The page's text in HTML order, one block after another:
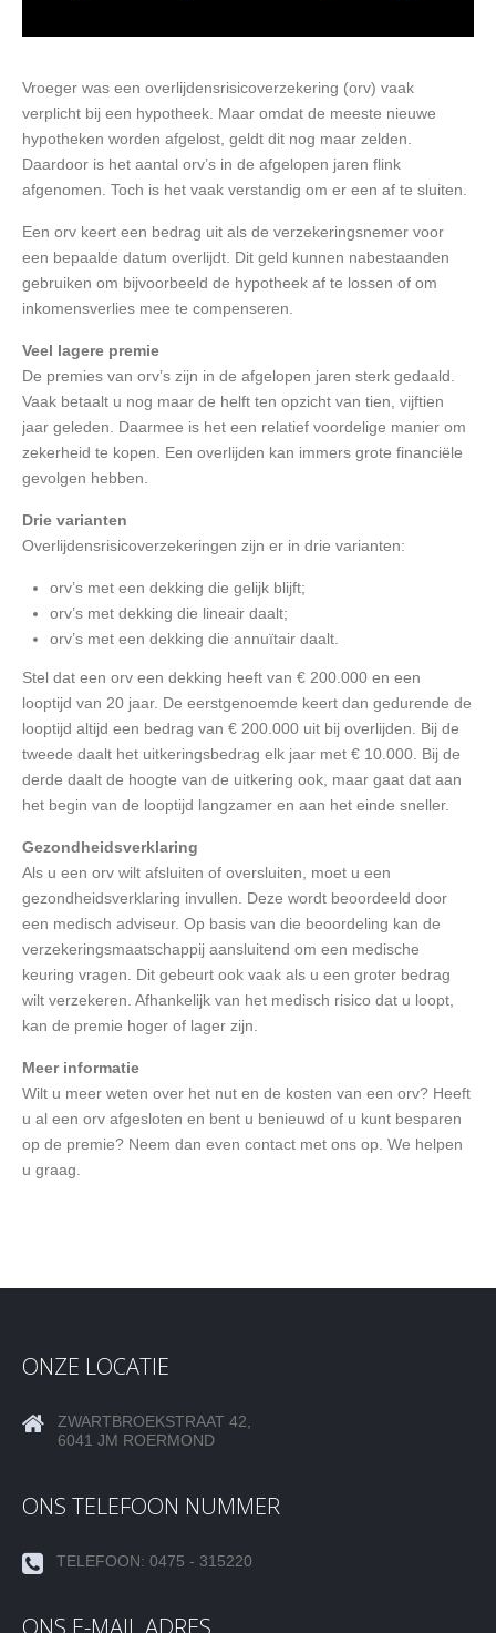
Vroeger was een overlijdensrisicoverzekering (orv) vaak
verplicht bij een hypotheek. Maar omdat de meeste nieuwe
hypotheken worden afgelost, geldt dit nog maar zelden.
Daardoor is het aantal orv’s in de afgelopen jaren flink
afgenomen. Toch is het vaak verstandig om er een af te sluiten.
Een orv keert een bedrag uit als de verzekeringsnemer voor
een bepaalde datum overlijdt. Dit geld kunnen nabestaanden
gebruiken om bijvoorbeeld de hypotheek af te lossen of om
inkomensverlies mee te compenseren.
Veel lagere premie
De premies van orv’s zijn in de afgelopen jaren sterk gedaald.
Vaak betaalt u nog maar de helft ten opzicht van tien, vijftien
jaar geleden. Daarmee is het een relatief voordelige manier om
zekerheid te kopen. Een overlijden kan immers grote financiële
gevolgen hebben.
Drie varianten
Overlijdensrisicoverzekeringen zijn er in drie varianten:
orv’s met een dekking die gelijk blijft;
orv’s met dekking die lineair daalt;
orv’s met een dekking die annuïtair daalt.
Stel dat een orv een dekking heeft van € 200.000 en een
looptijd van 20 jaar. De eerstgenoemde keert dan gedurende de
looptijd altijd een bedrag van € 200.000 uit bij overlijden. Bij de
tweede daalt het uitkeringsbedrag elk jaar met € 10.000. Bij de
derde daalt de hoogte van de uitkering ook, maar gaat dat aan
het begin van de looptijd langzamer en aan het einde sneller.
Gezondheidsverklaring
Als u een orv wilt afsluiten of oversluiten, moet u een
gezondheidsverklaring invullen. Deze wordt beoordeeld door
een medisch adviseur. Op basis van die beoordeling kan de
verzekeringsmaatschappij aansluitend om een medische
keuring vragen. Dit gebeurt ook vaak als u een groter bedrag
wilt verzekeren. Afhankelijk van het medisch risico dat u loopt,
kan de premie hoger of lager zijn.
Meer informatie
Wilt u meer weten over het nut en de kosten van een orv? Heeft
u al een orv afgesloten en bent u benieuwd of u kunt besparen
op de premie? Neem dan even contact met ons op. We helpen
u graag.
ONZE LOCATIE
ZWARTBROEKSTRAAT 42,
6041 JM ROERMOND
ONS TELEFOON NUMMER
TELEFOON: 0475 - 315220
ONS E-MAIL ADRES